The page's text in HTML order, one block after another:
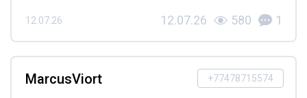
12.07.26 12.07.26 580 1
+77478715574
MarcusViort